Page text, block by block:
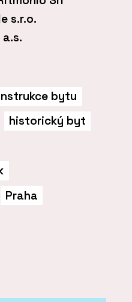
s.r.o.
a.s.
bytu
historický byt
Praha